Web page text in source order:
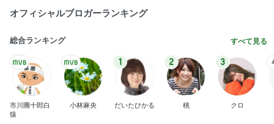
オフィシャルブロガーランキング
総合ランキング すべて見る
市川團十郎白
猿
小林麻央
1
だいたひかる
2
桃
3
クロ